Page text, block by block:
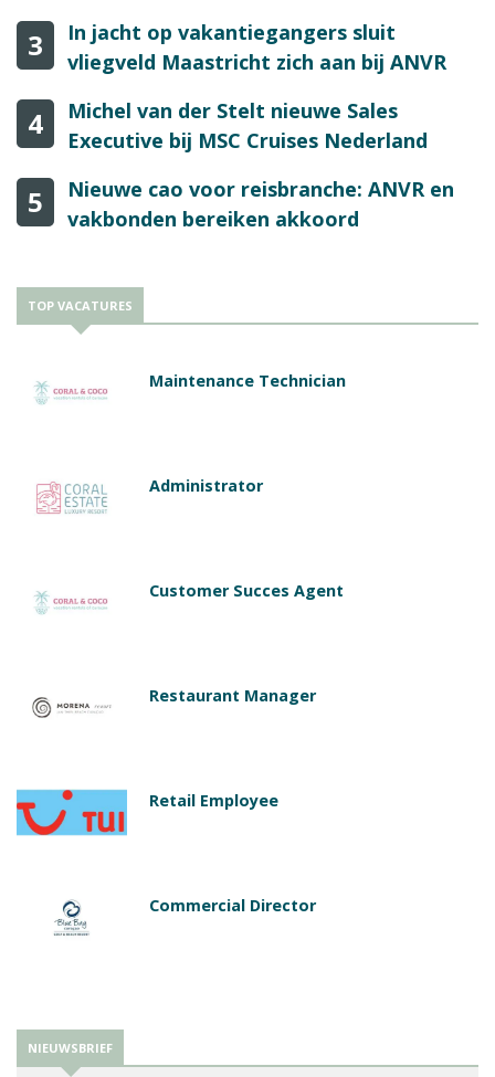
3
In jacht op vakantiegangers sluit
vliegveld Maastricht zich aan bij ANVR
4
Michel van der Stelt nieuwe Sales
Executive bij MSC Cruises Nederland
5
Nieuwe cao voor reisbranche: ANVR en
vakbonden bereiken akkoord
TOP VACATURES
Maintenance Technician
Administrator
Customer Succes Agent
Restaurant Manager
Retail Employee
Commercial Director
NIEUWSBRIEF